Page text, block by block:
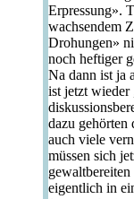
Erpressung».
wachsendem
Drohungen»
noch heftiger
Na dann ist ja
ist jetzt wieder
dazu gehörten
auch viele
müssen sich
eigentlich in